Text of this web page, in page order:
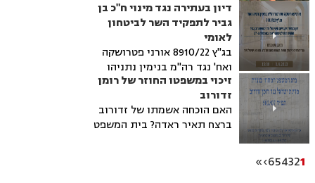
עורך דין תעבורה, מסביר כיצד
לבדוק את תקפות הדוח, מהי
אמינות מצלמות האכיפה, ומתי
ניתן לטעון לחפות בעל הרכב.
מידע חשוב לכל מי שקיבל דוח
מצלמה ורוצה לדעת מהן זכויותיו.
דיון בעתירה נגד מינוי ח"כ בן
גביר לתפקיד השר לביטחון
לאומי
בג"ץ 8910/22 אורני פטרושקה
ואח' נגד רה"מ בנימין נתניהו
ואח'. דיון בפני הרכב השופטים:
אב"ד יצחק עמית, דוד מינץ
ויחיאל כשר
זיכוי במשפטו החוזר של רומן
זדורוב
האם הוכחה אשמתו של זדורוב
ברצח תאיר ראדה? בית המשפט
1
2
3
4
5
6
›
»